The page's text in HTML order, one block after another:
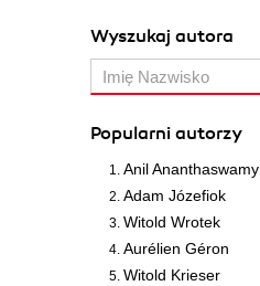
Wyszukaj autora
Popularni autorzy
Anil Ananthaswamy
Adam Józefiok
Witold Wrotek
Aurélien Géron
Witold Krieser